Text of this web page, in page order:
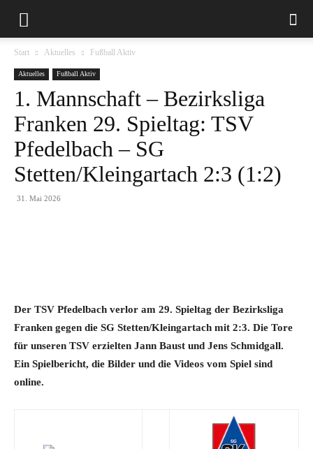
Start Aktuelles Fußball Aktiv
Aktuelles Fußball Aktiv
1. Mannschaft – Bezirksliga
Franken 29. Spieltag: TSV
Pfedelbach – SG
Stetten/Kleingartach 2:3 (1:2)
31. Mai 2026
Der TSV Pfedelbach verlor am 29. Spieltag der Bezirksliga
Franken gegen die SG Stetten/Kleingartach mit 2:3. Die Tore
für unseren TSV erzielten Jann Baust und Jens Schmidgall.
Ein Spielbericht, die Bilder und die Videos vom Spiel sind
online.